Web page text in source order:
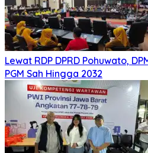
Lewat RDP DPRD Pohuwato,
PGM Sah Hingga 2032